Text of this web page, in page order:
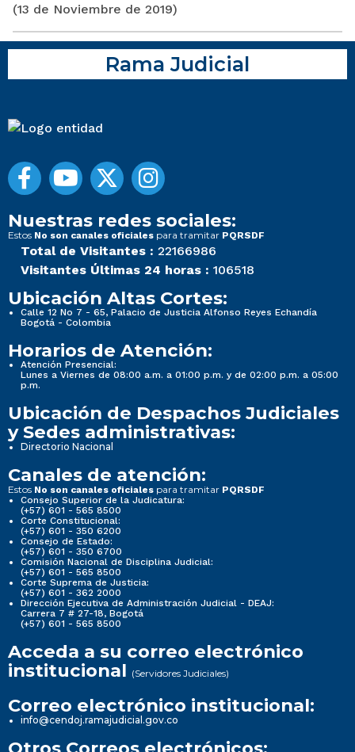
(13 de Noviembre de 2019)
Rama Judicial
Nuestras redes sociales:
Estos No son canales oficiales para tramitar PQRSDF
Total de Visitantes : 22166986
Visitantes Últimas 24 horas : 106518
Ubicación Altas Cortes:
Calle 12 No 7 - 65, Palacio de Justicia Alfonso Reyes Echandía
Bogotá - Colombia
Horarios de Atención:
Atención Presencial:
Lunes a Viernes de 08:00 a.m. a 01:00 p.m. y de 02:00 p.m. a 05:00
p.m.
Ubicación de Despachos Judiciales
y Sedes administrativas:
Directorio Nacional
Canales de atención:
Estos No son canales oficiales para tramitar PQRSDF
Consejo Superior de la Judicatura:
(+57) 601 - 565 8500
Corte Constitucional:
(+57) 601 - 350 6200
Consejo de Estado:
(+57) 601 - 350 6700
Comisión Nacional de Disciplina Judicial:
(+57) 601 - 565 8500
Corte Suprema de Justicia:
(+57) 601 - 362 2000
Dirección Ejecutiva de Administración Judicial - DEAJ:
Carrera 7 # 27-18, Bogotá
(+57) 601 - 565 8500
Acceda a su correo electrónico
institucional (Servidores Judiciales)
Correo electrónico institucional:
info@cendoj.ramajudicial.gov.co